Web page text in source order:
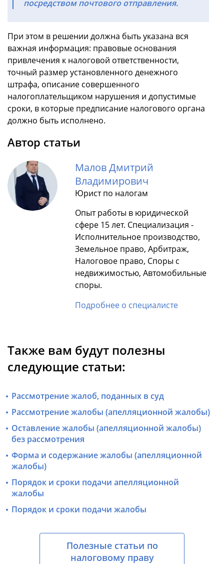
посредством почтового отправления.
При этом в решении должна быть указана вся
важная информация: правовые основания
привлечения к налоговой ответственности,
точный размер установленного денежного
штрафа, описание совершенного
налогоплательщиком нарушения и допустимые
сроки, в которые предписание налогового органа
должно быть исполнено.
Автор статьи
Малов Дмитрий
Владимирович
Юрист по налогам
Опыт работы в юридической
сфере 15 лет. Специализация -
Исполнительное производство,
Земельное право, Арбитраж,
Налоговое право, Споры с
недвижимостью, Автомобильные
споры.
Подробнее о специалисте
Также вам будут полезны
следующие статьи:
Рассмотрение жалоб, поданных в суд
Рассмотрение жалобы (апелляционной жалобы)
Оставление жалобы (апелляционной жалобы)
без рассмотрения
Форма и содержание жалобы (апелляционной
жалобы)
Порядок и сроки подачи апелляционной
жалобы
Порядок и сроки подачи жалобы
Полезные статьи по
налоговому праву